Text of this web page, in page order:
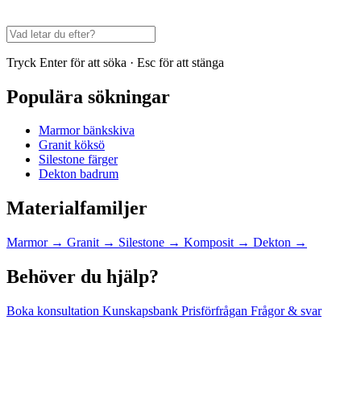
Tryck Enter för att söka · Esc för att stänga
Populära sökningar
Marmor bänkskiva
Granit köksö
Silestone färger
Dekton badrum
Materialfamiljer
Marmor → Granit → Silestone → Komposit → Dekton →
Behöver du hjälp?
Boka konsultation Kunskapsbank Prisförfrågan Frågor & svar